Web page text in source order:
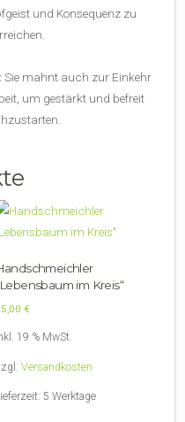
und Konsequenz zu
Sie mahnt auch zur Einkehr
um gestärkt und befreit
im Kreis“
€
19 % MwSt.
Versandkosten
5 Werktage